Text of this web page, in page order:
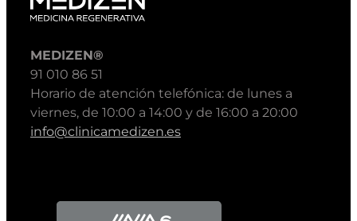
MEDIZEN®
91 010 86 51
Horario de atención telefónica: de lunes a
viernes, de 10:00 a 14:00 y de 16:00 a 20:00
info@clinicamedizen.es